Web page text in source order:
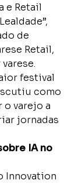
e Retail
de
Retail,
festival
como
varejo a
jornadas
IA no
Innovation